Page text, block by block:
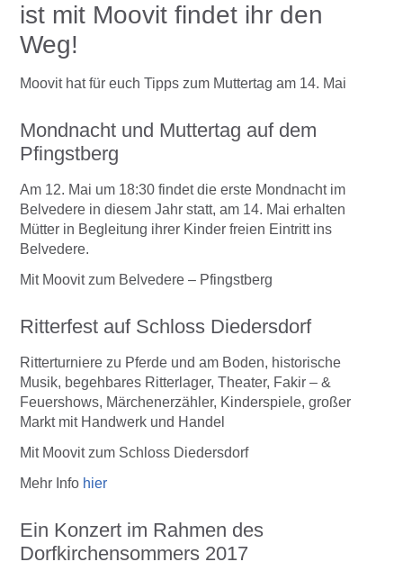
ist mit Moovit findet ihr den
Weg!
Moovit hat für euch Tipps zum Muttertag am 14. Mai
Mondnacht und Muttertag auf dem
Pfingstberg
Am 12. Mai um 18:30 findet die erste Mondnacht im
Belvedere in diesem Jahr statt, am 14. Mai erhalten
Mütter in Begleitung ihrer Kinder freien Eintritt ins
Belvedere.
Mit Moovit zum Belvedere – Pfingstberg
Ritterfest auf Schloss Diedersdorf
Ritterturniere zu Pferde und am Boden, historische
Musik, begehbares Ritterlager, Theater, Fakir – &
Feuershows, Märchenerzähler, Kinderspiele, großer
Markt mit Handwerk und Handel
Mit Moovit zum Schloss Diedersdorf
Mehr Info hier
Ein Konzert im Rahmen des
Dorfkirchensommers 2017